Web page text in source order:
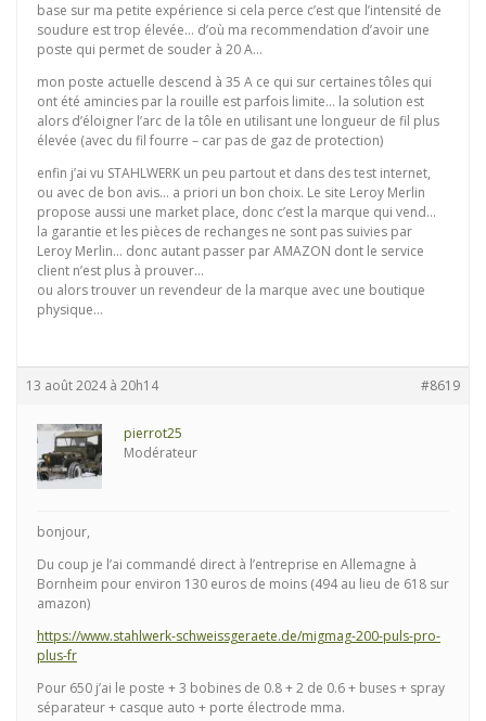
base sur ma petite expérience si cela perce c’est que l’intensité de
soudure est trop élevée… d’où ma recommendation d’avoir une
poste qui permet de souder à 20 A…
mon poste actuelle descend à 35 A ce qui sur certaines tôles qui
ont été amincies par la rouille est parfois limite… la solution est
alors d’éloigner l’arc de la tôle en utilisant une longueur de fil plus
élevée (avec du fil fourre – car pas de gaz de protection)
enfin j’ai vu STAHLWERK un peu partout et dans des test internet,
ou avec de bon avis… a priori un bon choix. Le site Leroy Merlin
propose aussi une market place, donc c’est la marque qui vend…
la garantie et les pièces de rechanges ne sont pas suivies par
Leroy Merlin… donc autant passer par AMAZON dont le service
client n’est plus à prouver…
ou alors trouver un revendeur de la marque avec une boutique
physique…
13 août 2024 à 20h14 #8619
pierrot25
Modérateur
bonjour,
Du coup je l’ai commandé direct à l’entreprise en Allemagne à
Bornheim pour environ 130 euros de moins (494 au lieu de 618 sur
amazon)
https://www.stahlwerk-schweissgeraete.de/migmag-200-puls-pro-
plus-fr
Pour 650 j’ai le poste + 3 bobines de 0.8 + 2 de 0.6 + buses + spray
séparateur + casque auto + porte électrode mma.